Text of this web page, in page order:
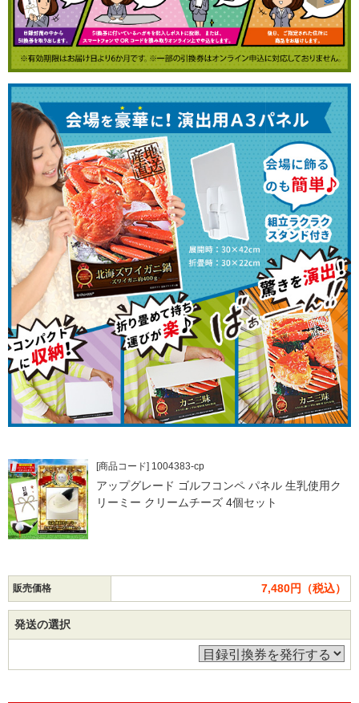
[商品コード] 1004383-cp
アップグレード ゴルフコンペ パネル 生乳使用ク
リーミー クリームチーズ 4個セット
販売価格 7,480円（税込）
発送の選択